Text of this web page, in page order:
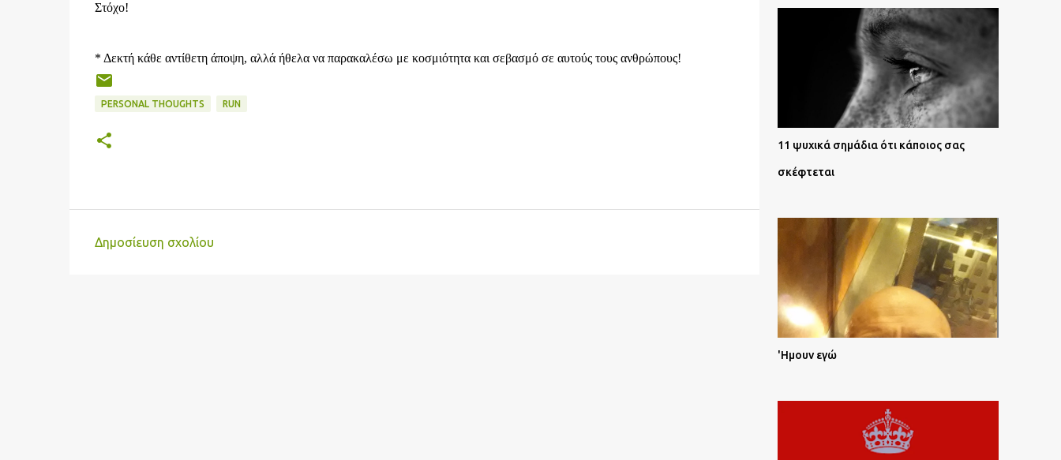
Στόχο!
* Δεκτή κάθε αντίθετη άποψη, αλλά ήθελα να παρακαλέσω με κοσμιότητα και σεβασμό σε αυτούς τους ανθρώπους!
PERSONAL THOUGHTS RUN
Δημοσίευση σχολίου
11 ψυχικά σημάδια ότι κάποιος σας
σκέφτεται
'Ημουν εγώ